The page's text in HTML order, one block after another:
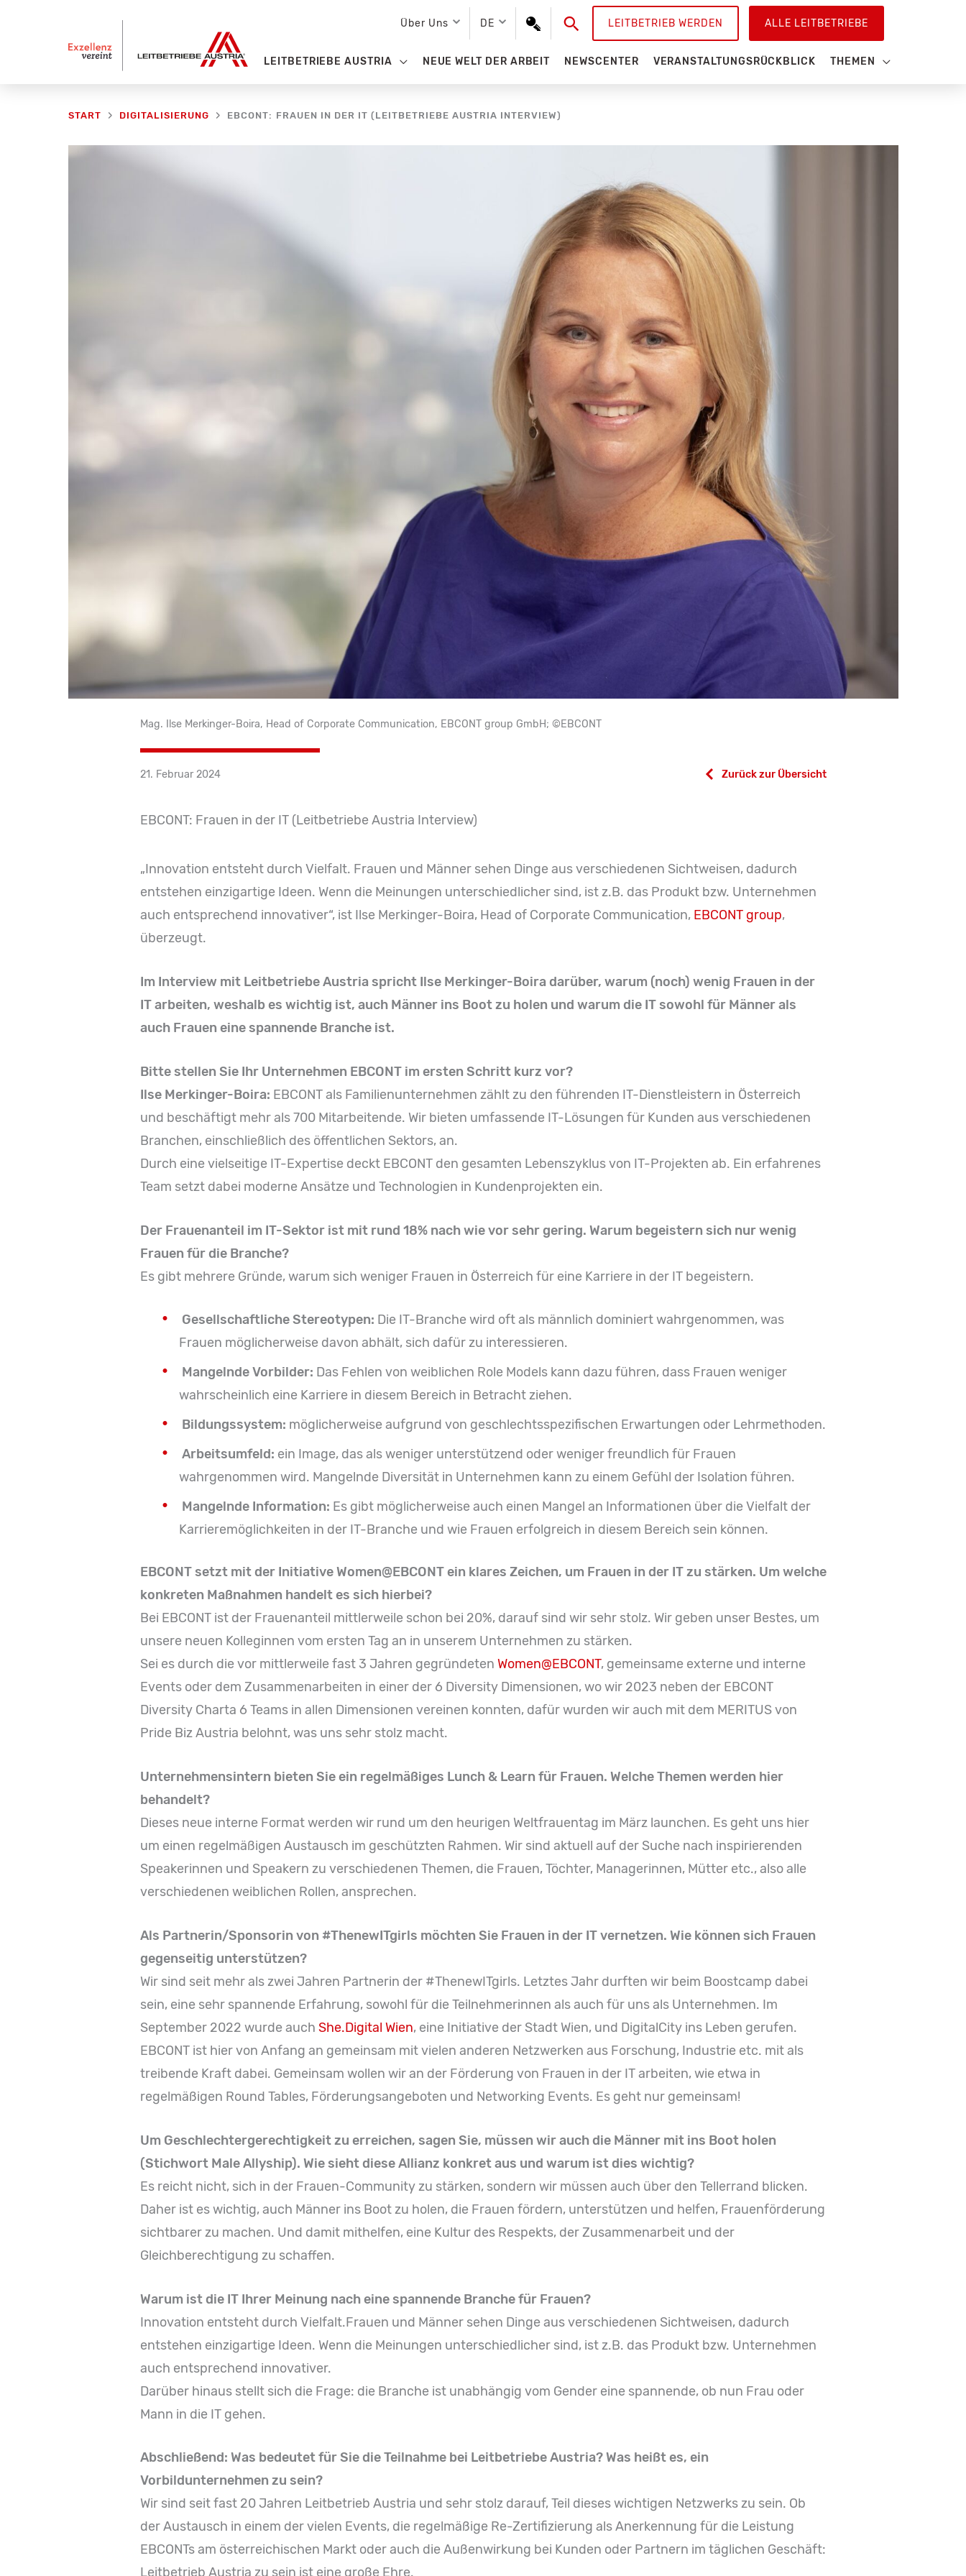
Über Uns DE SuchenLEITBETRIEB WERDEN ALLE LEITBETRIEBE
LEITBETRIEBE AUSTRIA NEUE WELT DER ARBEIT NEWSCENTER VERANSTALTUNGSRÜCKBLICK THEMEN
START DIGITALISIERUNG EBCONT: FRAUEN IN DER IT (LEITBETRIEBE AUSTRIA INTERVIEW)
Mag. Ilse Merkinger-Boira, Head of Corporate Communication, EBCONT group GmbH; ©EBCONT
21. Februar 2024 Zurück zur Übersicht
EBCONT: Frauen in der IT (Leitbetriebe Austria Interview)
„Innovation entsteht durch Vielfalt. Frauen und Männer sehen Dinge aus verschiedenen Sichtweisen, dadurch
entstehen einzigartige Ideen. Wenn die Meinungen unterschiedlicher sind, ist z.B. das Produkt bzw. Unternehmen
auch entsprechend innovativer“, ist Ilse Merkinger-Boira, Head of Corporate Communication, EBCONT group,
überzeugt.
Im Interview mit Leitbetriebe Austria spricht Ilse Merkinger-Boira darüber, warum (noch) wenig Frauen in der
IT arbeiten, weshalb es wichtig ist, auch Männer ins Boot zu holen und warum die IT sowohl für Männer als
auch Frauen eine spannende Branche ist.
Bitte stellen Sie Ihr Unternehmen EBCONT im ersten Schritt kurz vor?
Ilse Merkinger-Boira: EBCONT als Familienunternehmen zählt zu den führenden IT-Dienstleistern in Österreich
und beschäftigt mehr als 700 Mitarbeitende. Wir bieten umfassende IT-Lösungen für Kunden aus verschiedenen
Branchen, einschließlich des öffentlichen Sektors, an.
Durch eine vielseitige IT-Expertise deckt EBCONT den gesamten Lebenszyklus von IT-Projekten ab. Ein erfahrenes
Team setzt dabei moderne Ansätze und Technologien in Kundenprojekten ein.
Der Frauenanteil im IT-Sektor ist mit rund 18% nach wie vor sehr gering. Warum begeistern sich nur wenig
Frauen für die Branche?
Es gibt mehrere Gründe, warum sich weniger Frauen in Österreich für eine Karriere in der IT begeistern.
Gesellschaftliche Stereotypen: Die IT-Branche wird oft als männlich dominiert wahrgenommen, was
Frauen möglicherweise davon abhält, sich dafür zu interessieren.
Mangelnde Vorbilder: Das Fehlen von weiblichen Role Models kann dazu führen, dass Frauen weniger
wahrscheinlich eine Karriere in diesem Bereich in Betracht ziehen.
Bildungssystem: möglicherweise aufgrund von geschlechtsspezifischen Erwartungen oder Lehrmethoden.
Arbeitsumfeld: ein Image, das als weniger unterstützend oder weniger freundlich für Frauen
wahrgenommen wird. Mangelnde Diversität in Unternehmen kann zu einem Gefühl der Isolation führen.
Mangelnde Information: Es gibt möglicherweise auch einen Mangel an Informationen über die Vielfalt der
Karrieremöglichkeiten in der IT-Branche und wie Frauen erfolgreich in diesem Bereich sein können.
EBCONT setzt mit der Initiative Women@EBCONT ein klares Zeichen, um Frauen in der IT zu stärken. Um welche
konkreten Maßnahmen handelt es sich hierbei?
Bei EBCONT ist der Frauenanteil mittlerweile schon bei 20%, darauf sind wir sehr stolz. Wir geben unser Bestes, um
unsere neuen Kolleginnen vom ersten Tag an in unserem Unternehmen zu stärken.
Sei es durch die vor mittlerweile fast 3 Jahren gegründeten Women@EBCONT, gemeinsame externe und interne
Events oder dem Zusammenarbeiten in einer der 6 Diversity Dimensionen, wo wir 2023 neben der EBCONT
Diversity Charta 6 Teams in allen Dimensionen vereinen konnten, dafür wurden wir auch mit dem MERITUS von
Pride Biz Austria belohnt, was uns sehr stolz macht.
Unternehmensintern bieten Sie ein regelmäßiges Lunch & Learn für Frauen. Welche Themen werden hier
behandelt?
Dieses neue interne Format werden wir rund um den heurigen Weltfrauentag im März launchen. Es geht uns hier
um einen regelmäßigen Austausch im geschützten Rahmen. Wir sind aktuell auf der Suche nach inspirierenden
Speakerinnen und Speakern zu verschiedenen Themen, die Frauen, Töchter, Managerinnen, Mütter etc., also alle
verschiedenen weiblichen Rollen, ansprechen.
Als Partnerin/Sponsorin von #ThenewITgirls möchten Sie Frauen in der IT vernetzen. Wie können sich Frauen
gegenseitig unterstützen?
Wir sind seit mehr als zwei Jahren Partnerin der #ThenewITgirls. Letztes Jahr durften wir beim Boostcamp dabei
sein, eine sehr spannende Erfahrung, sowohl für die Teilnehmerinnen als auch für uns als Unternehmen. Im
September 2022 wurde auch She.Digital Wien, eine Initiative der Stadt Wien, und DigitalCity ins Leben gerufen.
EBCONT ist hier von Anfang an gemeinsam mit vielen anderen Netzwerken aus Forschung, Industrie etc. mit als
treibende Kraft dabei. Gemeinsam wollen wir an der Förderung von Frauen in der IT arbeiten, wie etwa in
regelmäßigen Round Tables, Förderungsangeboten und Networking Events. Es geht nur gemeinsam!
Um Geschlechtergerechtigkeit zu erreichen, sagen Sie, müssen wir auch die Männer mit ins Boot holen
(Stichwort Male Allyship). Wie sieht diese Allianz konkret aus und warum ist dies wichtig?
Es reicht nicht, sich in der Frauen-Community zu stärken, sondern wir müssen auch über den Tellerrand blicken.
Daher ist es wichtig, auch Männer ins Boot zu holen, die Frauen fördern, unterstützen und helfen, Frauenförderung
sichtbarer zu machen. Und damit mithelfen, eine Kultur des Respekts, der Zusammenarbeit und der
Gleichberechtigung zu schaffen.
Warum ist die IT Ihrer Meinung nach eine spannende Branche für Frauen?
Innovation entsteht durch Vielfalt.Frauen und Männer sehen Dinge aus verschiedenen Sichtweisen, dadurch
entstehen einzigartige Ideen. Wenn die Meinungen unterschiedlicher sind, ist z.B. das Produkt bzw. Unternehmen
auch entsprechend innovativer.
Darüber hinaus stellt sich die Frage: die Branche ist unabhängig vom Gender eine spannende, ob nun Frau oder
Mann in die IT gehen.
Abschließend: Was bedeutet für Sie die Teilnahme bei Leitbetriebe Austria? Was heißt es, ein
Vorbildunternehmen zu sein?
Wir sind seit fast 20 Jahren Leitbetrieb Austria und sehr stolz darauf, Teil dieses wichtigen Netzwerks zu sein. Ob
der Austausch in einem der vielen Events, die regelmäßige Re-Zertifizierung als Anerkennung für die Leistung
EBCONTs am österreichischen Markt oder auch die Außenwirkung bei Kunden oder Partnern im täglichen Geschäft:
Leitbetrieb Austria zu sein ist eine große Ehre.